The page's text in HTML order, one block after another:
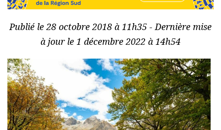
Publié le 28 octobre 2018 à 11h35 - Dernière mise
à jour le 1 décembre 2022 à 14h54